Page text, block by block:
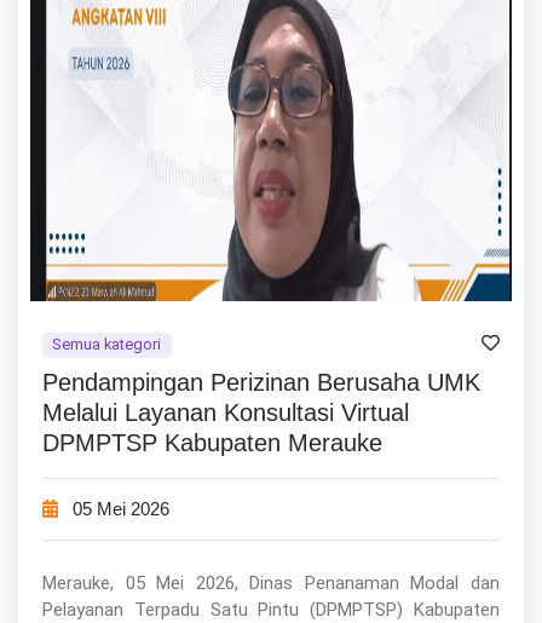
Semua kategori
Pendampingan Perizinan Berusaha UMK
Melalui Layanan Konsultasi Virtual
DPMPTSP Kabupaten Merauke
05 Mei 2026
Merauke, 05 Mei 2026, Dinas Penanaman Modal dan
Pelayanan Terpadu Satu Pintu (DPMPTSP) Kabupaten